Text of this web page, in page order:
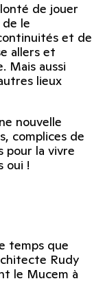
de jouer
le
et de
allers et
Mais aussi
lieux
nouvelle
complices de
pour la vivre
oui !
temps que
Rudy
le Mucem à